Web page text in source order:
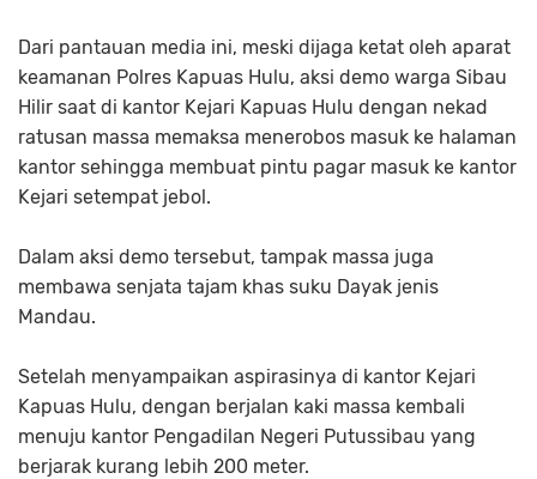
Dari pantauan media ini, meski dijaga ketat oleh aparat
keamanan Polres Kapuas Hulu, aksi demo warga Sibau
Hilir saat di kantor Kejari Kapuas Hulu dengan nekad
ratusan massa memaksa menerobos masuk ke halaman
kantor sehingga membuat pintu pagar masuk ke kantor
Kejari setempat jebol.
Dalam aksi demo tersebut, tampak massa juga
membawa senjata tajam khas suku Dayak jenis
Mandau.
Setelah menyampaikan aspirasinya di kantor Kejari
Kapuas Hulu, dengan berjalan kaki massa kembali
menuju kantor Pengadilan Negeri Putussibau yang
berjarak kurang lebih 200 meter.